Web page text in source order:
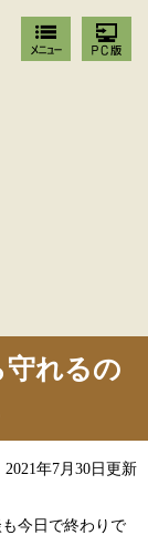
れるの
年7月30日更新
今日で終わりで